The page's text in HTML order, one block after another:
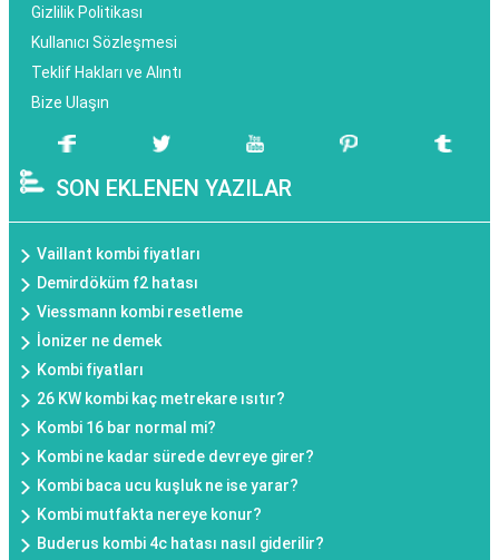
Gizlilik Politikası
Kullanıcı Sözleşmesi
Teklif Hakları ve Alıntı
Bize Ulaşın
SON EKLENEN YAZILAR
Vaillant kombi fiyatları
Demirdöküm f2 hatası
Viessmann kombi resetleme
İonizer ne demek
Kombi fiyatları
26 KW kombi kaç metrekare ısıtır?
Kombi 16 bar normal mi?
Kombi ne kadar sürede devreye girer?
Kombi baca ucu kuşluk ne ise yarar?
Kombi mutfakta nereye konur?
Buderus kombi 4c hatası nasıl giderilir?